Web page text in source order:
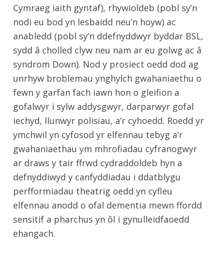
Cymraeg iaith gyntaf), rhywioldeb (pobl sy’n
nodi eu bod yn lesbaidd neu’n hoyw) ac
anabledd (pobl sy’n ddefnyddwyr byddar BSL,
sydd â cholled clyw neu nam ar eu golwg ac â
syndrom Down). Nod y prosiect oedd dod ag
unrhyw broblemau ynghylch gwahaniaethu o
fewn y garfan fach iawn hon o gleifion a
gofalwyr i sylw addysgwyr, darparwyr gofal
iechyd, llunwyr polisïau, a’r cyhoedd. Roedd yr
ymchwil yn cyfosod yr elfennau tebyg a’r
gwahaniaethau ym mhrofiadau cyfranogwyr
ar draws y tair ffrwd cydraddoldeb hyn a
defnyddiwyd y canfyddiadau i ddatblygu
perfformiadau theatrig oedd yn cyfleu
elfennau anodd o ofal dementia mewn ffordd
sensitif a pharchus yn ôl i gynulleidfaoedd
ehangach.